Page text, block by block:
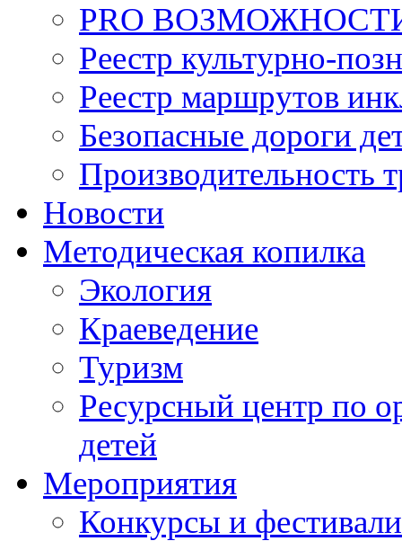
PRO
Реестр культурно-
Реестр маршрутов
Безопасные дороги
Производительность
Новости
Методическая копилка
Экология
Краеведение
Туризм
Ресурсный центр по
детей
Мероприятия
Конкурсы и фестивали